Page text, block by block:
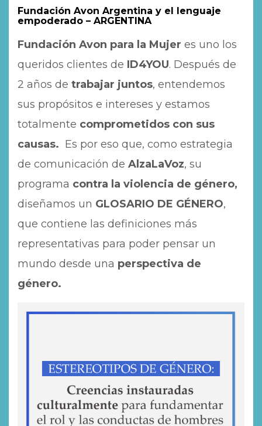
Fundación Avon Argentina y el lenguaje
empoderado – ARGENTINA
Fundación Avon para la Mujer es uno los
queridos clientes de ID4YOU. Después de
2 años de trabajar juntos, entendemos
sus propósitos e intereses y estamos
totalmente comprometidos con sus
causas. Es por eso que, como estrategia
de comunicación de AlzaLaVoz, su
programa contra la violencia de género,
diseñamos un GLOSARIO DE GÉNERO,
que contiene las definiciones más
representativas para poder pensar un
mundo desde una perspectiva de
género.